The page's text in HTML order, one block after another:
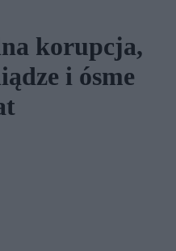
korupcja,
i ósme